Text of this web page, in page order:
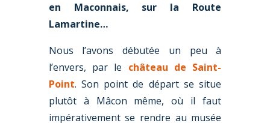
en Maconnais, sur la Route
Lamartine…
Nous l’avons débutée un peu à
l’envers, par le château de Saint-
Point. Son point de départ se situe
plutôt à Mâcon même, où il faut
impérativement se rendre au musée